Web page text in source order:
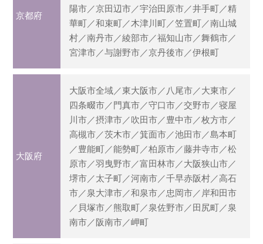
京都府
陽市／京田辺市／宇治田原市／井手町／精
華町／和束町／木津川町／笠置町／南山城
村／南丹市／綾部市／福知山市／舞鶴市／
宮津市／与謝野市／京丹後市／伊根町
大阪府
大阪市全域／東大阪市／八尾市／大東市／
四条畷市／門真市／守口市／交野市／寝屋
川市／摂津市／吹田市／豊中市／枚方市／
高槻市／茨木市／箕面市／池田市／島本町
／豊能町／能勢町／柏原市／藤井寺市／松
原市／羽曳野市／富田林市／大阪狭山市／
堺市／太子町／河南市／千早赤阪村／高石
市／泉大津市／和泉市／忠岡市／岸和田市
／貝塚市／熊取町／泉佐野市／田尻町／泉
南市／阪南市／岬町